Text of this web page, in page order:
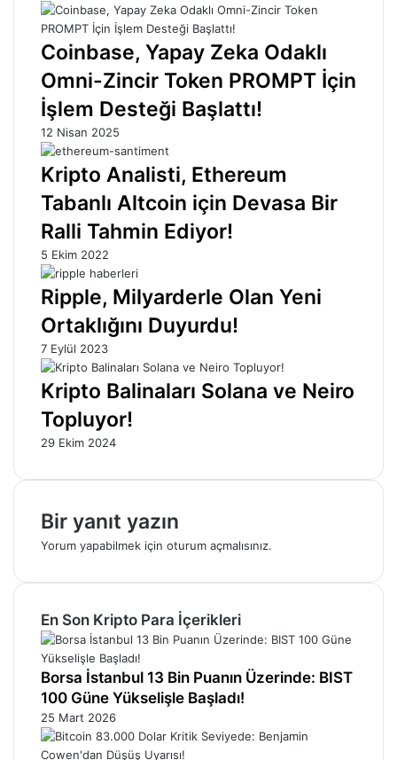
Coinbase, Yapay Zeka Odaklı
Omni-Zincir Token PROMPT İçin
İşlem Desteği Başlattı!
12 Nisan 2025
Kripto Analisti, Ethereum
Tabanlı Altcoin için Devasa Bir
Ralli Tahmin Ediyor!
5 Ekim 2022
Ripple, Milyarderle Olan Yeni
Ortaklığını Duyurdu!
7 Eylül 2023
Kripto Balinaları Solana ve Neiro
Topluyor!
29 Ekim 2024
Bir yanıt yazın
Yorum yapabilmek için oturum açmalısınız.
En Son Kripto Para İçerikleri
Borsa İstanbul 13 Bin Puanın Üzerinde: BIST
100 Güne Yükselişle Başladı!
25 Mart 2026